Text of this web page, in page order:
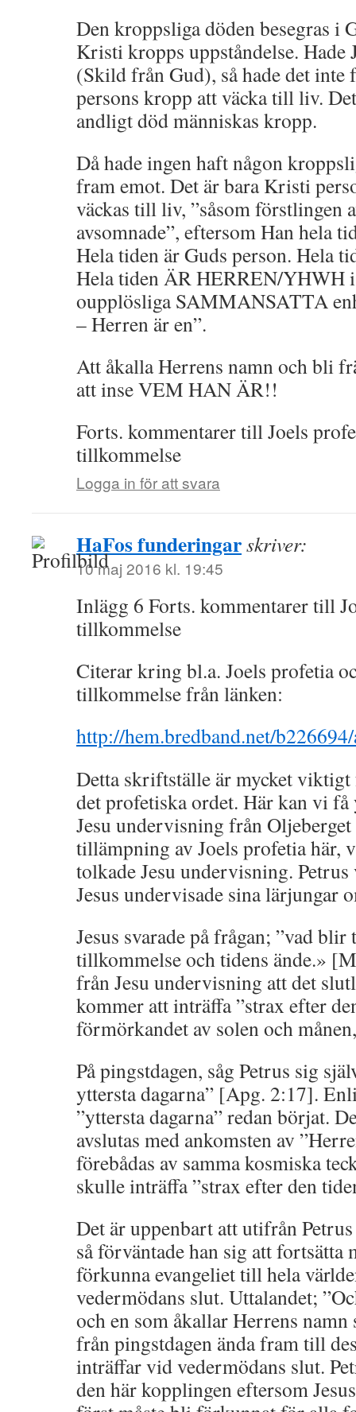
Den kroppsliga döden besegras i
Kristi kropps uppståndelse. Hade
(Skild från Gud), så hade det
persons kropp att väcka till liv.
andligt död människas kropp.
Då hade ingen haft någon
fram emot. Det är bara Kristi
väckas till liv, ”såsom förstlingen
avsomnade”, eftersom Han hela
Hela tiden är Guds person. Hela
Hela tiden ÄR HERREN/YHWH i
oupplösliga SAMMANSATTA
– Herren är en”.
Att åkalla Herrens namn och bli
att inse VEM HAN ÄR!!
Forts. kommentarer till Joels
tillkommelse
Logga in för att svara
HaFos funderingarskriver:
10 maj 2016 kl. 19:45
Inlägg 6 Forts. kommentarer till
tillkommelse
Citerar kring bl.a. Joels profetia
tillkommelse från länken:
http://hem.bredband.net/
Detta skriftställe är mycket viktigt
det profetiska ordet. Här kan vi få
Jesu undervisning från
tillämpning av Joels profetia här,
tolkade Jesu undervisning.
Jesus undervisade sina lärjungar
Jesus svarade på frågan; ”vad
tillkommelse och tidens ände.»
från Jesu undervisning att det
kommer att inträffa ”strax efter
förmörkandet av solen och
På pingstdagen, såg Petrus sig
yttersta dagarna” [Apg. 2:17].
”yttersta dagarna” redan börjat.
avslutas med ankomsten av
förebådas av samma kosmiska
skulle inträffa ”strax efter den
Det är uppenbart att utifrån
så förväntade han sig att fortsätta
förkunna evangeliet till hela
vedermödans slut. Uttalandet;
och en som åkallar Herrens
från pingstdagen ända fram till
inträffar vid vedermödans slut.
den här kopplingen eftersom